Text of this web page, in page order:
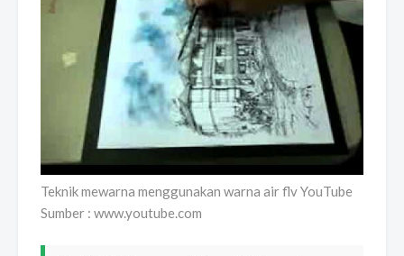
Teknik mewarna menggunakan warna air flv YouTube
Sumber : www.youtube.com